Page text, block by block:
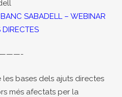
SABADELL – WEBINAR
DIRECTES
bases dels ajuts directes
més afectats per la